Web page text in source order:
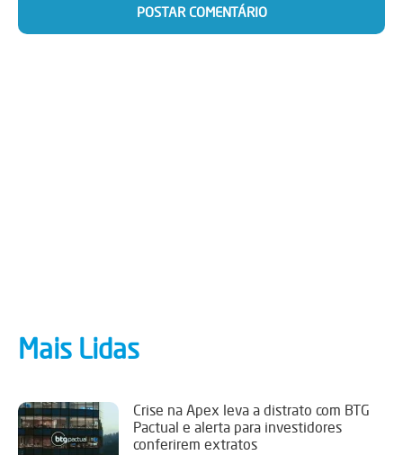
Mais Lidas
Crise na Apex leva a distrato com BTG
Pactual e alerta para investidores
conferirem extratos